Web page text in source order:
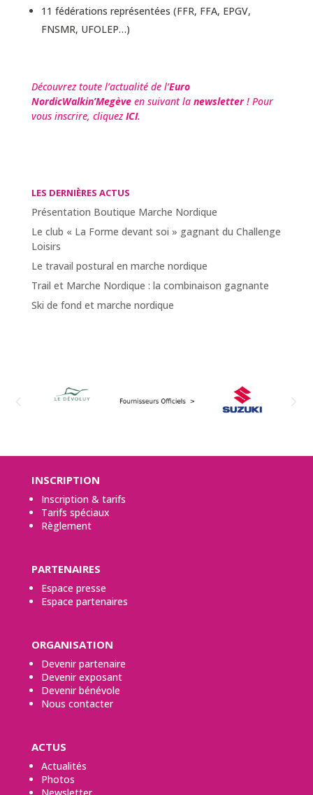
11 fédérations représentées (FFR, FFA, EPGV,
FNSMR, UFOLEP…)
Découvrez toute l’actualité de l’Euro
NordicWalkin’Megèveen suivant la newsletter! Pour
vous inscrire, cliquezICI.
LES DERNIÈRES ACTUS
Présentation Boutique Marche Nordique
Le club « La Forme devant soi » gagnant du Challenge
Loisirs
Le travail postural en marche nordique
Trail et Marche Nordique : la combinaison gagnante
Ski de fond et marche nordique
INSCRIPTION
Inscription & tarifs
Tarifs spéciaux
Règlement
PARTENAIRES
Espace presse
Espace partenaires
ORGANISATION
Devenir partenaire
Devenir exposant
Devenir bénévole
Nous contacter
ACTUS
Actualités
Photos